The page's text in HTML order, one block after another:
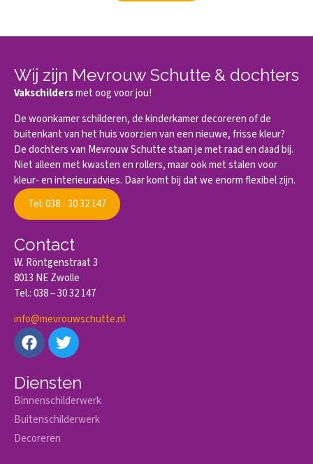
Wij zijn Mevrouw Schutte & dochters
Vakschildersmet oog voor jou!
De woonkamer schilderen, de kinderkamer decoreren of de
buitenkant van het huis voorzien van een nieuwe, frisse kleur?
De dochters van Mevrouw Schutte staan je met raad en daad bij.
Niet alleen met kwasten en rollers, maar ook met stalen voor
kleur- en interieuradvies. Daar komt bij dat we enorm flexibel zijn.
Tel: 038 - 30 32 147
Contact
W. Röntgenstraat 3
8013 NE Zwolle
Tel.: 038 – 30 32 147
info@mevrouwschutte.nl
Diensten
Binnenschilderwerk
Buitenschilderwerk
Decoreren